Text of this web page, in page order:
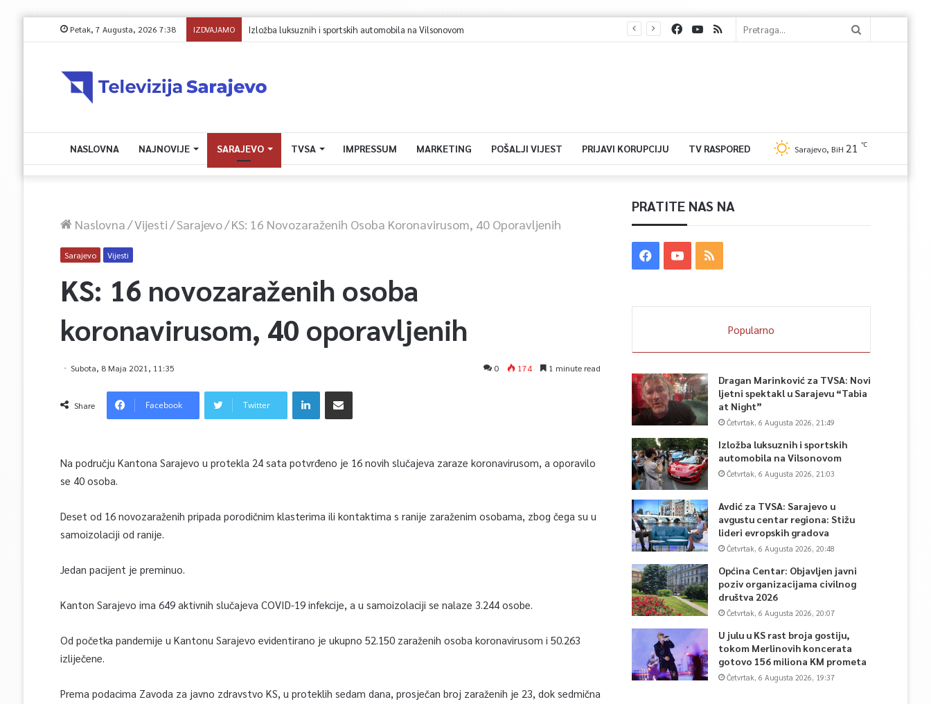
Petak, 7 Augusta, 2026 7:38 IZDVAJAMO Izložba luksuznih i sportskih automobila na Vilsonovom
NASLOVNA NAJNOVIJE SARAJEVO TVSA IMPRESSUM MARKETING POŠALJI VIJEST PRIJAVI KORUPCIJU TV RASPORED Sarajevo, BiH 21 ℃
Naslovna/Vijesti/Sarajevo/KS: 16 Novozaraženih Osoba Koronavirusom, 40 Oporavljenih
Sarajevo Vijesti
KS: 16 novozaraženih osoba
koronavirusom, 40 oporavljenih
Subota, 8 Maja 2021, 11:35 0 174 1 minute read
Share Facebook Twitter
Na području Kantona Sarajevo u protekla 24 sata potvrđeno je 16 novih slučajeva zaraze koronavirusom, a oporavilo
se 40 osoba.
Deset od 16 novozaraženih pripada porodičnim klasterima ili kontaktima s ranije zaraženim osobama, zbog čega su u
samoizolaciji od ranije.
Jedan pacijent je preminuo.
Kanton Sarajevo ima 649 aktivnih slučajeva COVID-19 infekcije, a u samoizolaciji se nalaze 3.244 osobe.
Od početka pandemije u Kantonu Sarajevo evidentirano je ukupno 52.150 zaraženih osoba koronavirusom i 50.263
izliječene.
Prema podacima Zavoda za javno zdravstvo KS, u proteklih sedam dana, prosječan broj zaraženih je 23, dok sedmična
PRATITE NAS NA
Popularno
Dragan Marinković za TVSA: Novi
ljetni spektakl u Sarajevu “Tabia
at Night”
Četvrtak, 6 Augusta 2026, 21:49
Izložba luksuznih i sportskih
automobila na Vilsonovom
Četvrtak, 6 Augusta 2026, 21:03
Avdić za TVSA: Sarajevo u
avgustu centar regiona: Stižu
lideri evropskih gradova
Četvrtak, 6 Augusta 2026, 20:48
Općina Centar: Objavljen javni
poziv organizacijama civilnog
društva 2026
Četvrtak, 6 Augusta 2026, 20:07
U julu u KS rast broja gostiju,
tokom Merlinovih koncerata
gotovo 156 miliona KM prometa
Četvrtak, 6 Augusta 2026, 19:37